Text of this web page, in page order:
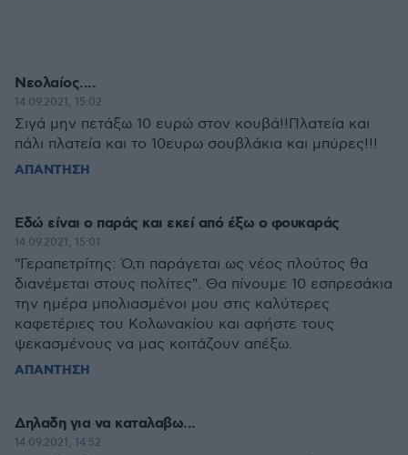
Νεολαίος....
14.09.2021, 15:02
Σιγά μην πετάξω 10 ευρώ στον κουβά!!Πλατεία και
πάλι πλατεία και το 10ευρω σουβλάκια και μπύρες!!!
ΑΠΑΝΤΗΣΗ
Εδώ είναι ο παράς και εκεί από έξω ο φουκαράς
14.09.2021, 15:01
"Γεραπετρίτης: Ό,τι παράγεται ως νέος πλούτος θα
διανέμεται στους πολίτες". Θα πίνουμε 10 εσπρεσάκια
την ημέρα μπολιασμένοι μου στις καλύτερες
καφετέριες του Κολωνακίου και αφήστε τους
ψεκασμένους να μας κοιτάζουν απέξω.
ΑΠΑΝΤΗΣΗ
Δηλαδη για να καταλαβω...
14.09.2021, 14:52